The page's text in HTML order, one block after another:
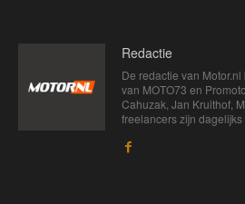
Redactie
De redactie van
van MOTO73 en
Cahuzak, Jan Kruithof,
freelancers zijn dagelijks